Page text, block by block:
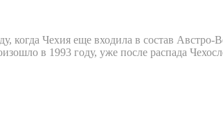
Чехия еще входила в состав
в 1993 году, уже после распада